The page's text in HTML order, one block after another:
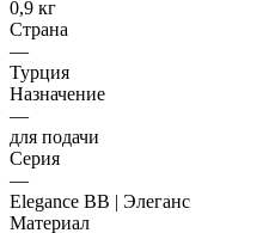
0,9 кг
Страна
—
Турция
Назначение
—
для подачи
Серия
—
Elegance BB | Элеганс
Материал